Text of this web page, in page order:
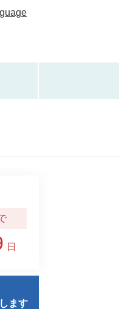
日
ます